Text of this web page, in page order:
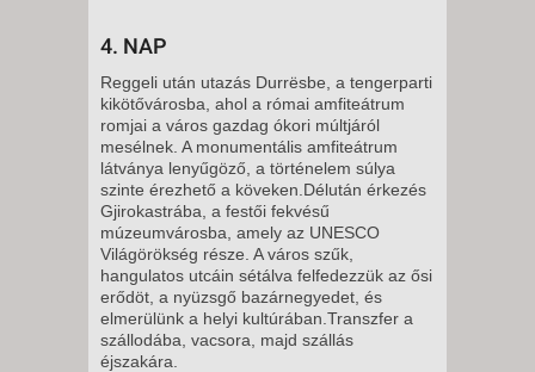
4. NAP
Reggeli után utazás Durrësbe, a tengerparti
kikötővárosba, ahol a római amfiteátrum
romjai a város gazdag ókori múltjáról
mesélnek. A monumentális amfiteátrum
látványa lenyűgöző, a történelem súlya
szinte érezhető a köveken.Délután érkezés
Gjirokastrába, a festői fekvésű
múzeumvárosba, amely az UNESCO
Világörökség része. A város szűk,
hangulatos utcáin sétálva felfedezzük az ősi
erődöt, a nyüzsgő bazárnegyedet, és
elmerülünk a helyi kultúrában.Transzfer a
szállodába, vacsora, majd szállás
éjszakára.